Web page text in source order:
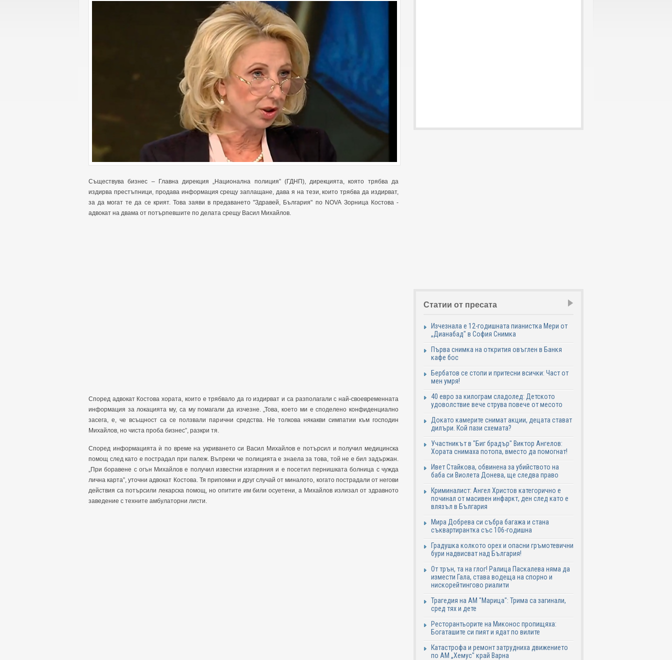
Съществува бизнес – Главна дирекция „Национална полиция” (ГДНП), дирекцията, която трябва да
издирва престъпници, продава информация срещу заплащане, дава я на тези, които трябва да издирват,
за да могат те да се крият. Това заяви в предаването "Здравей, България" по NOVA Зорница Костова -
адвокат на двама от потърпевшите по делата срещу Васил Михайлов.
Според адвокат Костова хората, които е трябвало да го издирват и са разполагали с най-своевременната
информация за локацията му, са му помагали да изчезне. „Това, което ми е споделено конфиденциално
засега, е, че всъщност са се ползвали парични средства. Не толкова някакви симпатии към господин
Михайлов, но чиста проба бизнес”, разкри тя.
Според информацията ѝ по време на укриването си Васил Михайлов е потърсил и получил медицинска
помощ след като е пострадал при палеж. Въпреки че полицията е знаела за това, той не е бил задържан.
„При боравене с огън Михайлов е получил известни изгаряния и е посетил пернишката болница с чужда
лична карта”, уточни адвокат Костова. Тя припомни и друг случай от миналото, когато пострадали от негови
действия са потърсили лекарска помощ, но опитите им били осуетени, а Михайлов излизал от здравното
заведение с техните амбулаторни листи.
Статии от пресата
Изчезнала е 12-годишната пианистка Мери от
„Дианабад" в София Снимка
Първа снимка на открития овъглен в Банкя
кафе бос
Бербатов се стопи и притесни всички: Част от
мен умря!
40 евро за килограм сладолед: Детското
удоволствие вече струва повече от месото
Докато камерите снимат акции, децата стават
дилъри. Кой пази схемата?
Участникът в "Биг брадър" Виктор Ангелов:
Хората снимаха потопа, вместо да помогнат!
Ивет Стайкова, обвинена за убийството на
баба си Виолета Донева, ще следва право
Криминалист: Ангел Христов категорично е
починал от масивен инфаркт, ден след като е
влязъл в България
Мира Добрева си събра багажа и стана
съквартирантка със 106-годишна
Градушка колкото орех и опасни гръмотевични
бури надвисват над България!
От трън, та на глог! Ралица Паскалева няма да
измести Гала, става водеща на спорно и
нискорейтингово риалити
Трагедия на АМ "Марица": Трима са загинали,
сред тях и дете
Ресторантьорите на Миконос пропищяха:
Богаташите си пият и ядат по вилите
Катастрофа и ремонт затрудниха движението
по АМ „Хемус" край Варна